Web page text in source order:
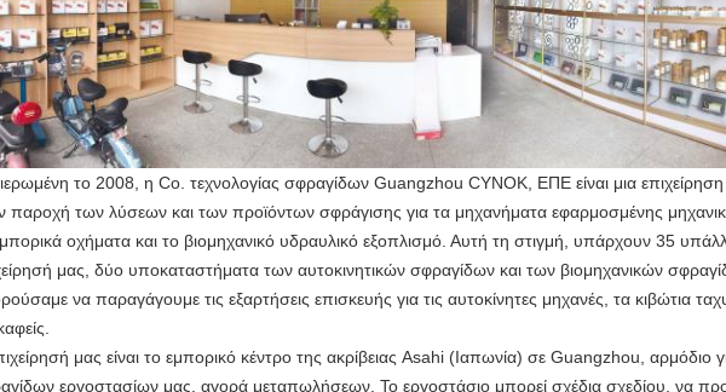
το 2008, η Co. τεχνολογίας σφραγίδων Guangzhou CYNOK, ΕΠΕ είναι μια επιχείρηση
παροχή των λύσεων και των προϊόντων σφράγισης για τα μηχανήματα εφαρμοσμένης
οχήματα και το βιομηχανικό υδραυλικό εξοπλισμό. Αυτή τη στιγμή, υπάρχουν 35
μας, δύο υποκαταστήματα των αυτοκινητικών σφραγίδων και των βιομηχανικών
να παραγάγουμε τις εξαρτήσεις επισκευής για τις αυτοκίνητες μηχανές, τα κιβώτια
μας είναι το εμπορικό κέντρο της ακρίβειας Asahi (Ιαπωνία) σε Guangzhou, αρμόδιο
εργοστασίων μας, αγορά μεταπωλήσεων. Το εργοστάσιο μπορεί σχέδια σχεδίου, να